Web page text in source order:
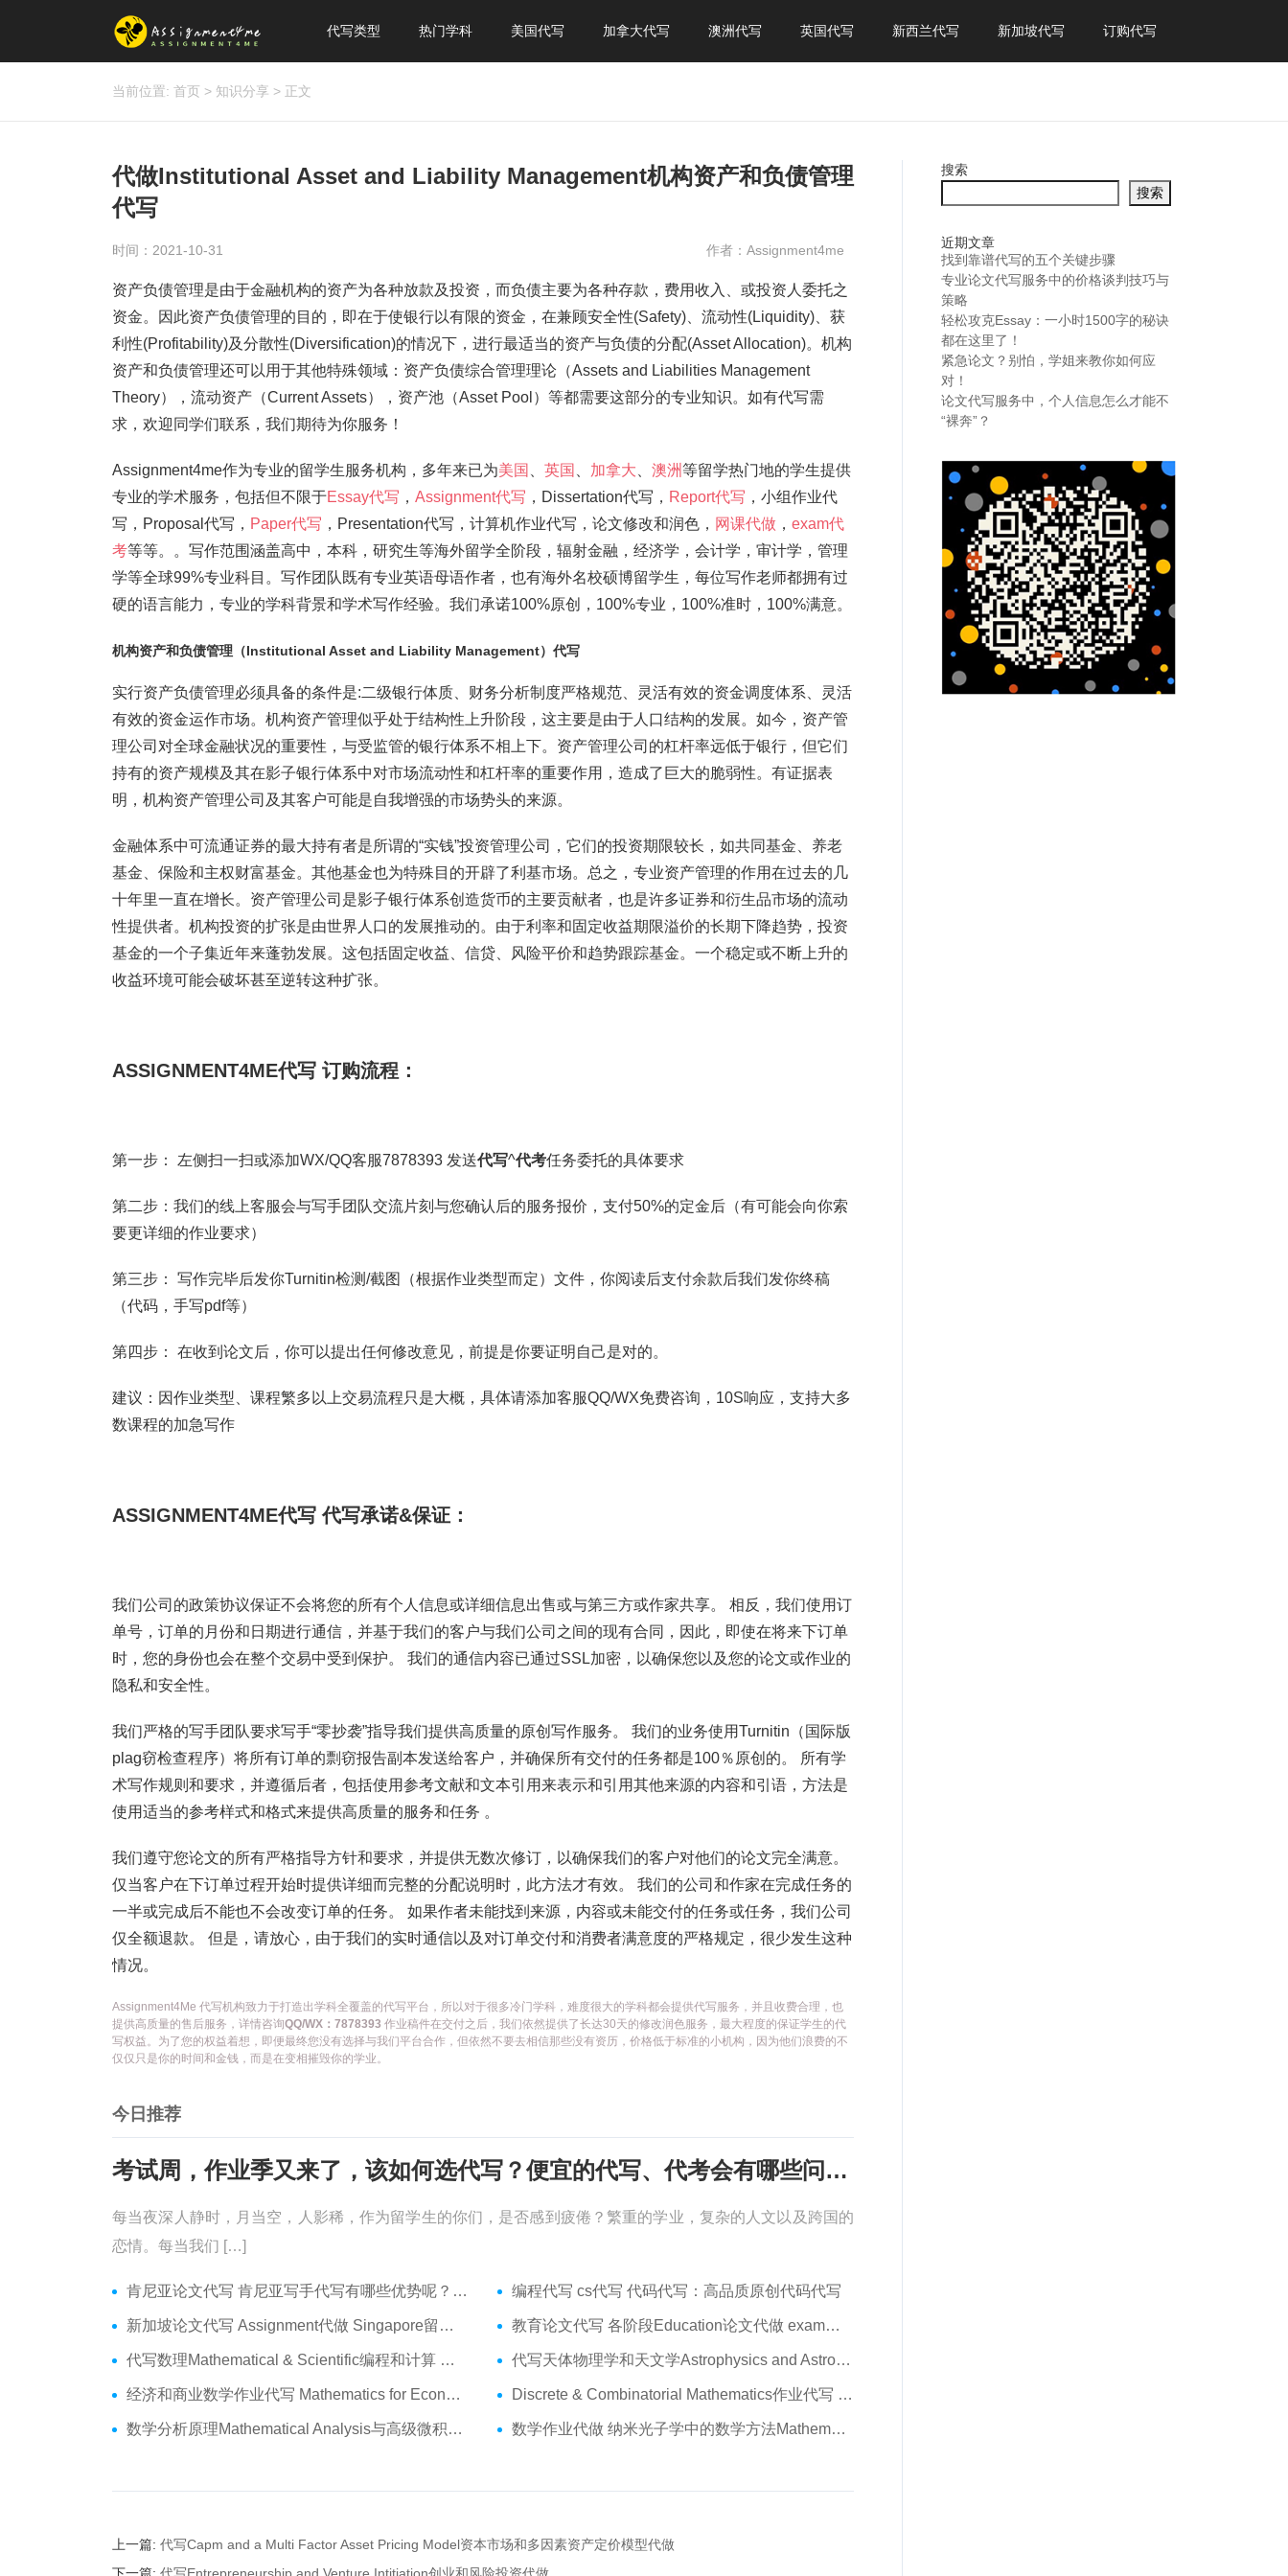
代写类型 热门学科 美国代写 加拿大代写 澳洲代写 英国代写 新西兰代写 新加坡代写 订购代写
当前位置: 首页 > 知识分享 > 正文
代做Institutional Asset and Liability Management机构资产和负债管理
代写
时间：2021-10-31 作者：Assignment4me
资产负债管理是由于金融机构的资产为各种放款及投资，而负债主要为各种存款，费用收入、或投资人委托之
资金。因此资产负债管理的目的，即在于使银行以有限的资金，在兼顾安全性(Safety)、流动性(Liquidity)、获
利性(Profitability)及分散性(Diversification)的情况下，进行最适当的资产与负债的分配(Asset Allocation)。机构
资产和负债管理还可以用于其他特殊领域：资产负债综合管理理论（Assets and Liabilities Management
Theory），流动资产（Current Assets），资产池（Asset Pool）等都需要这部分的专业知识。如有代写需
求，欢迎同学们联系，我们期待为你服务！
Assignment4me作为专业的留学生服务机构，多年来已为美国 英国 加拿大 澳洲等留学热门地的学生提供
专业的学术服务，包括但不限于Essay代写 ， Assignment代写 ，Dissertation代写， Report代写 ，小组作业代
写，Proposal代写， Paper代写 ，Presentation代写，计算机作业代写，论文修改和润色， 网课代做 ， exam代
考等等。。写作范围涵盖高中，本科，研究生等海外留学全阶段，辐射金融，经济学，会计学，审计学，管理
学等全球99%专业科目。写作团队既有专业英语母语作者，也有海外名校硕博留学生，每位写作老师都拥有过
硬的语言能力，专业的学科背景和学术写作经验。我们承诺100%原创，100%专业，100%准时，100%满意。
机构资产和负债管理（Institutional Asset and Liability Management）代写
实行资产负债管理必须具备的条件是:二级银行体质、财务分析制度严格规范、灵活有效的资金调度体系、灵活
有效的资金运作市场。机构资产管理似乎处于结构性上升阶段，这主要是由于人口结构的发展。如今，资产管
理公司对全球金融状况的重要性，与受监管的银行体系不相上下。资产管理公司的杠杆率远低于银行，但它们
持有的资产规模及其在影子银行体系中对市场流动性和杠杆率的重要作用，造成了巨大的脆弱性。有证据表
明，机构资产管理公司及其客户可能是自我增强的市场势头的来源。
金融体系中可流通证券的最大持有者是所谓的“实钱”投资管理公司，它们的投资期限较长，如共同基金、养老
基金、保险和主权财富基金。其他基金也为特殊目的开辟了利基市场。总之，专业资产管理的作用在过去的几
十年里一直在增长。资产管理公司是影子银行体系创造货币的主要贡献者，也是许多证券和衍生品市场的流动
性提供者。机构投资的扩张是由世界人口的发展推动的。由于利率和固定收益期限溢价的长期下降趋势，投资
基金的一个子集近年来蓬勃发展。这包括固定收益、信贷、风险平价和趋势跟踪基金。一个稳定或不断上升的
收益环境可能会破坏甚至逆转这种扩张。
ASSIGNMENT4ME代写 订购流程：
第一步： 左侧扫一扫或添加WX/QQ客服7878393 发送代写^代考任务委托的具体要求
第二步：我们的线上客服会与写手团队交流片刻与您确认后的服务报价，支付50%的定金后（有可能会向你索
要更详细的作业要求）
第三步： 写作完毕后发你Turnitin检测/截图（根据作业类型而定）文件，你阅读后支付余款后我们发你终稿
（代码，手写pdf等）
第四步： 在收到论文后，你可以提出任何修改意见，前提是你要证明自己是对的。
建议：因作业类型、课程繁多以上交易流程只是大概，具体请添加客服QQ/WX免费咨询，10S响应，支持大多
数课程的加急写作
ASSIGNMENT4ME代写代写承诺&保证：
我们公司的政策协议保证不会将您的所有个人信息或详细信息出售或与第三方或作家共享。 相反，我们使用订
单号，订单的月份和日期进行通信，并基于我们的客户与我们公司之间的现有合同，因此，即使在将来下订单
时，您的身份也会在整个交易中受到保护。 我们的通信内容已通过SSL加密，以确保您以及您的论文或作业的
隐私和安全性。
我们严格的写手团队要求写手“零抄袭”指导我们提供高质量的原创写作服务。 我们的业务使用Turnitin（国际版
plag窃检查程序）将所有订单的剽窃报告副本发送给客户，并确保所有交付的任务都是100％原创的。 所有学
术写作规则和要求，并遵循后者，包括使用参考文献和文本引用来表示和引用其他来源的内容和引语，方法是
使用适当的参考样式和格式来提供高质量的服务和任务 。
我们遵守您论文的所有严格指导方针和要求，并提供无数次修订，以确保我们的客户对他们的论文完全满意。
仅当客户在下订单过程开始时提供详细而完整的分配说明时，此方法才有效。 我们的公司和作家在完成任务的
一半或完成后不能也不会改变订单的任务。 如果作者未能找到来源，内容或未能交付的任务或任务，我们公司
仅全额退款。 但是，请放心，由于我们的实时通信以及对订单交付和消费者满意度的严格规定，很少发生这种
情况。
Assignment4Me 代写机构致力于打造出学科全覆盖的代写平台，所以对于很多冷门学科，难度很大的学科都会提供代写服务，并且收费合理，也
提供高质量的售后服务，详情咨询QQ/WX：7878393 作业稿件在交付之后，我们依然提供了长达30天的修改润色服务，最大程度的保证学生的代
写权益。为了您的权益着想，即便最终您没有选择与我们平台合作，但依然不要去相信那些没有资历，价格低于标准的小机构，因为他们浪费的不
仅仅只是你的时间和金钱，而是在变相摧毁你的学业。
今日推荐
考试周，作业季又来了，该如何选代写？便宜的代写、代考会有哪些问题？
每当夜深人静时，月当空，人影稀，作为留学生的你们，是否感到疲倦？繁重的学业，复杂的人文以及跨国的
恋情。每当我们 […]
肯尼亚论文代写 肯尼亚写手代写有哪些优势呢？价格便宜吗？ 编程代写 cs代写 代码代写：高品质原创代码代写
新加坡论文代写 Assignment代做 Singapore留学生论文代写服务 教育论文代写 各阶段Education论文代做 exam代考
代写数理Mathematical & Scientific编程和计算 数学编程作业代做 代写天体物理学和天文学Astrophysics and Astronomy 天文学Assignment代做
经济和商业数学作业代写 Mathematics for Economics Business代做Online exam代考 Discrete & Combinatorial Mathematics作业代写 代写离散 组合数学Assignment代做
数学分析原理Mathematical Analysis与高级微积分代写 Assignment代做 数学作业代做 纳米光子学中的数学方法Mathematical Methods代写
上一篇: 代写Capm and a Multi Factor Asset Pricing Model资本市场和多因素资产定价模型代做
搜索
搜索
近期文章
找到靠谱代写的五个关键步骤
专业论文代写服务中的价格谈判技巧与
策略
轻松攻克Essay：一小时1500字的秘诀
都在这里了！
紧急论文？别怕，学姐来教你如何应
对！
论文代写服务中，个人信息怎么才能不
“裸奔”？